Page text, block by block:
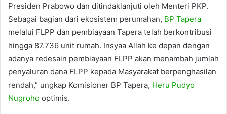
Presiden Prabowo dan ditindaklanjuti oleh Menteri PKP.
Sebagai bagian dari ekosistem perumahan, BP Tapera
melalui FLPP dan pembiayaan Tapera telah berkontribusi
hingga 87.736 unit rumah. Insyaa Allah ke depan dengan
adanya redesain pembiayaan FLPP akan menambah jumlah
penyaluran dana FLPP kepada Masyarakat berpenghasilan
rendah,” ungkap Komisioner BP Tapera, Heru Pudyo
Nugroho optimis.